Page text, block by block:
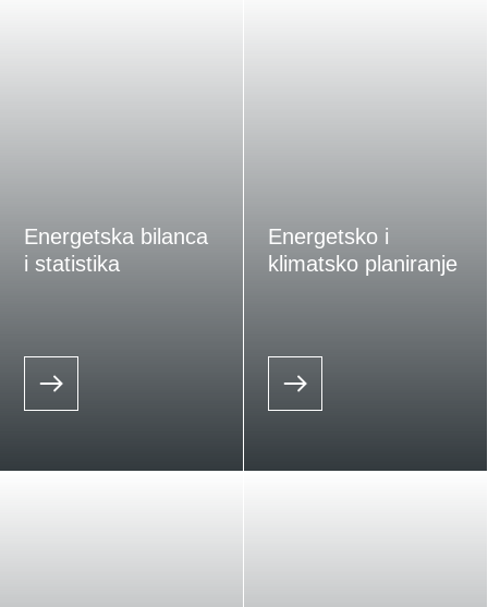
Energetska bilanca
i statistika
Energetsko i
klimatsko planiranje